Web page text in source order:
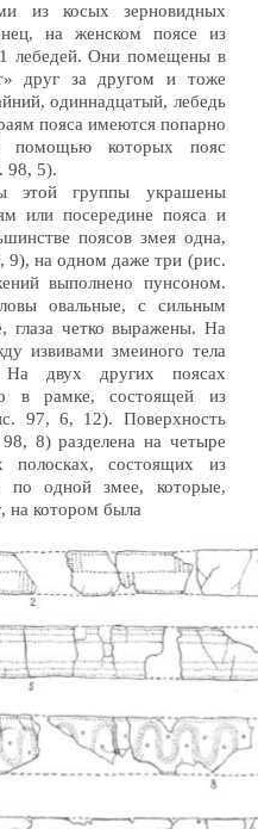
из косых зерновидных
на женском поясе из
лебедей. Они помещены в
друг за другом и тоже
одиннадцатый, лебедь
пояса имеются попарно
помощью которых пояс
98, 5).
этой группы украшены
или посередине пояса и
поясов змея одна,
9), на одном даже три (рис.
выполнено пунсоном.
овальные, с сильным
глаза четко выражены. На
извивами змеиного тела
двух других поясах
в рамке, состоящей из
97, 6, 12). Поверхность
8) разделена на четыре
состоящих из
по одной змее, которые,
на котором была